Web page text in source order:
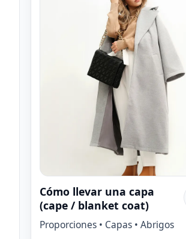
Cómo llevar una capa
(cape / blanket coat)
Proporciones • Capas • Abrigos